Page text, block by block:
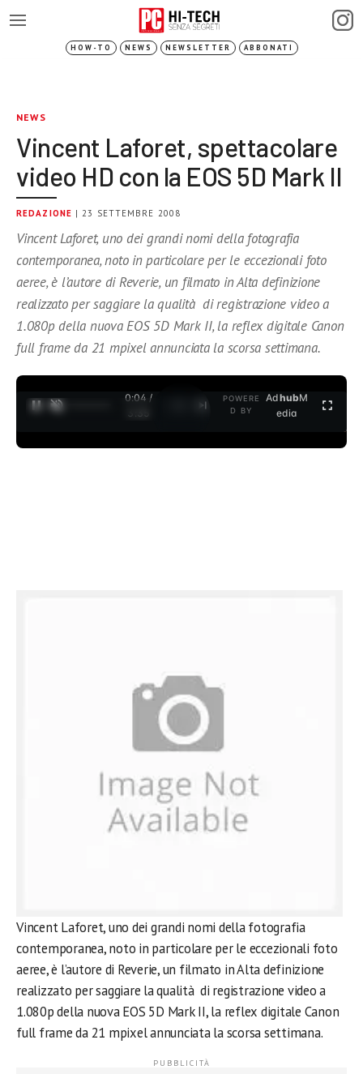
HOW-TO NEWS NEWSLETTER ABBONATI
NEWS
Vincent Laforet, spettacolare
video HD con la EOS 5D Mark II
REDAZIONE | 23 SETTEMBRE 2008
Vincent Laforet, uno dei grandi nomi della fotografia
contemporanea, noto in particolare per le eccezionali foto
aeree, è l’autore di Reverie, un filmato in Alta definizione
realizzato per saggiare la qualità di registrazione video a
1.080p della nuova EOS 5D Mark II, la reflex digitale Canon
full frame da 21 mpixel annunciata la scorsa settimana.
0:04 /
3:35
POWERE
D BY
AdhubM
edia
Vincent Laforet, uno dei grandi nomi della fotografia
contemporanea, noto in particolare per le eccezionali foto
aeree, è l’autore di Reverie, un filmato in Alta definizione
realizzato per saggiare la qualità di registrazione video a
1.080p della nuova EOS 5D Mark II, la reflex digitale Canon
full frame da 21 mpixel annunciata la scorsa settimana.